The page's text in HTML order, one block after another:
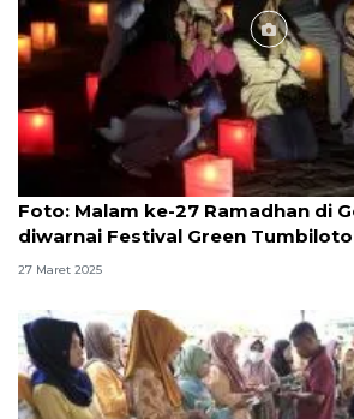
Foto: Malam ke-27 Ramadhan di
diwarnai Festival Green
27 Maret 2025